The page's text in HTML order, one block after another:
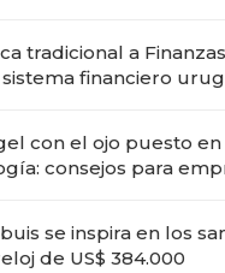
tradicional a
sistema financiero
con el ojo puesto en
consejos para
se inspira en los
de US$ 384.000